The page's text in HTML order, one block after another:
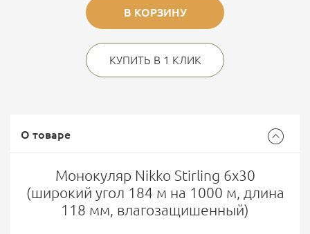
В КОРЗИНУ
КУПИТЬ В 1 КЛИК
О товаре
Монокуляр Nikko Stirling 6х30
(широкий угол 184 м на 1000 м, длина
118 мм, влагозащишенный)